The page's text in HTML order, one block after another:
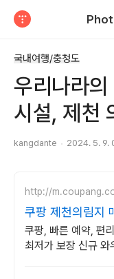
국내여행/충청도
우리나라의
시설, 제천
kangdante 2024. 5. 9.
http://
쿠팡 제천의림지
쿠팡, 빠른 예약, 편
최저가 보장 신규